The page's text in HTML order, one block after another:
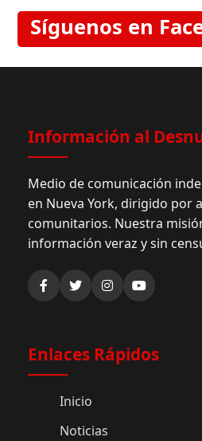
Síguenos en
Información al
Medio de comunicación
en Nueva York, dirigido por
comunitarios. Nuestra
información veraz y sin
Enlaces Rápidos
Inicio
Noticias